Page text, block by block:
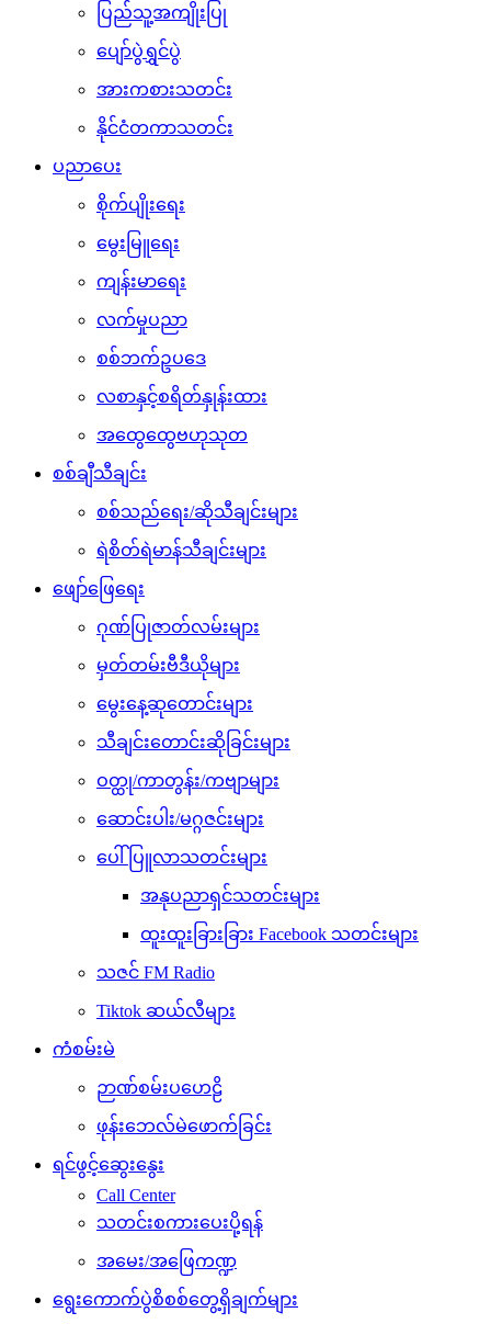
ပြည်သူ့အကျိုးပြု
ပျော်ပွဲရွှင်ပွဲ
အားကစားသတင်း
နိုင်ငံတကာသတင်း
ပညာပေး
စိုက်ပျိုးရေး
မွေးမြူရေး
ကျန်းမာရေး
လက်မှုပညာ
စစ်ဘက်ဥပဒေ
လစာနှင့်စရိတ်နှုန်းထား
အထွေထွေဗဟုသုတ
စစ်ချီသီချင်း
စစ်သည်ရေး/ဆိုသီချင်းများ
ရဲစိတ်ရဲမာန်သီချင်းများ
ဖျော်ဖြေရေး
ဂုဏ်ပြုဇာတ်လမ်းများ
မှတ်တမ်းဗီဒီယိုများ
မွေးနေ့ဆုတောင်းများ
သီချင်းတောင်းဆိုခြင်းများ
ဝတ္ထု/ကာတွန်း/ကဗျာများ
ဆောင်းပါး/မဂ္ဂဇင်းများ
ပေါ်ပြူလာသတင်းများ
အနုပညာရှင်သတင်းများ
ထူးထူးခြားခြား Facebook သတင်းများ
သဇင် FM Radio
Tiktok ဆယ်လီများ
ကံစမ်းမဲ
ဉာဏ်စမ်းပဟေဠိ
ဖုန်းဘေလ်မဲဖောက်ခြင်း
ရင်ဖွင့်ဆွေးနွေး
Call Center
သတင်းစကားပေးပို့ရန်
အမေး/အဖြေကဏ္ဍ
ရွေးကောက်ပွဲစိစစ်တွေ့ရှိချက်များ